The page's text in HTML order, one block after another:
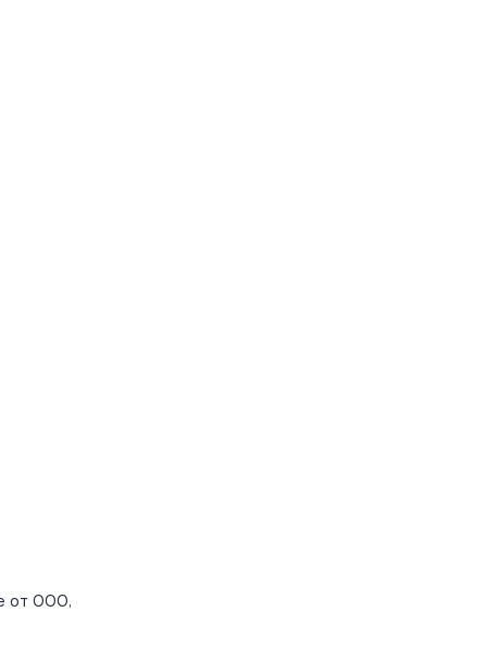
от ООО,